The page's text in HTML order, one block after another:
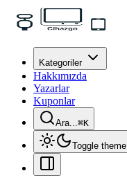
Kategoriler
Hakkımızda
Yazarlar
Kuponlar
Ara...⌘K
Toggle theme